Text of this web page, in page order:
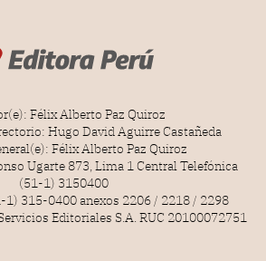
Félix Alberto Paz Quiroz
Hugo David Aguirre Castañeda
Félix Alberto Paz Quiroz
Ugarte 873, Lima 1 Central Telefónica
(51-1) 3150400
315-0400 anexos 2206 / 2218 / 2298
Editoriales S.A. RUC 20100072751